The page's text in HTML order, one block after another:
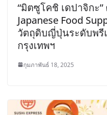
“มิตซูโคชิ เดปาจิกะ
Japanese Food
วัตถุดิบญี่ปุ่นระดับพรี
กรุงเทพฯ
กุมภาพันธ์ 18, 2025